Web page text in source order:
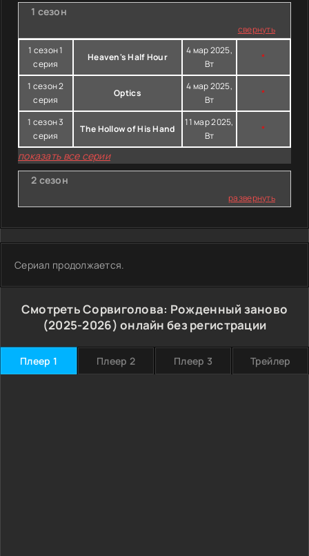
1 сезон
свернуть
1 сезон 1
серия
Heaven's Half Hour
4 мар 2025,
Вт
*
1 сезон 2
серия
Optics
4 мар 2025,
Вт
*
1 сезон 3
серия
The Hollow of His Hand
11 мар 2025,
Вт
*
показать все серии
2 сезон
развернуть
Сериал продолжается.
Смотреть Сорвиголова: Рожденный заново
(2025-2026) онлайн без регистрации
Плеер 1 Плеер 2 Плеер 3 Трейлер